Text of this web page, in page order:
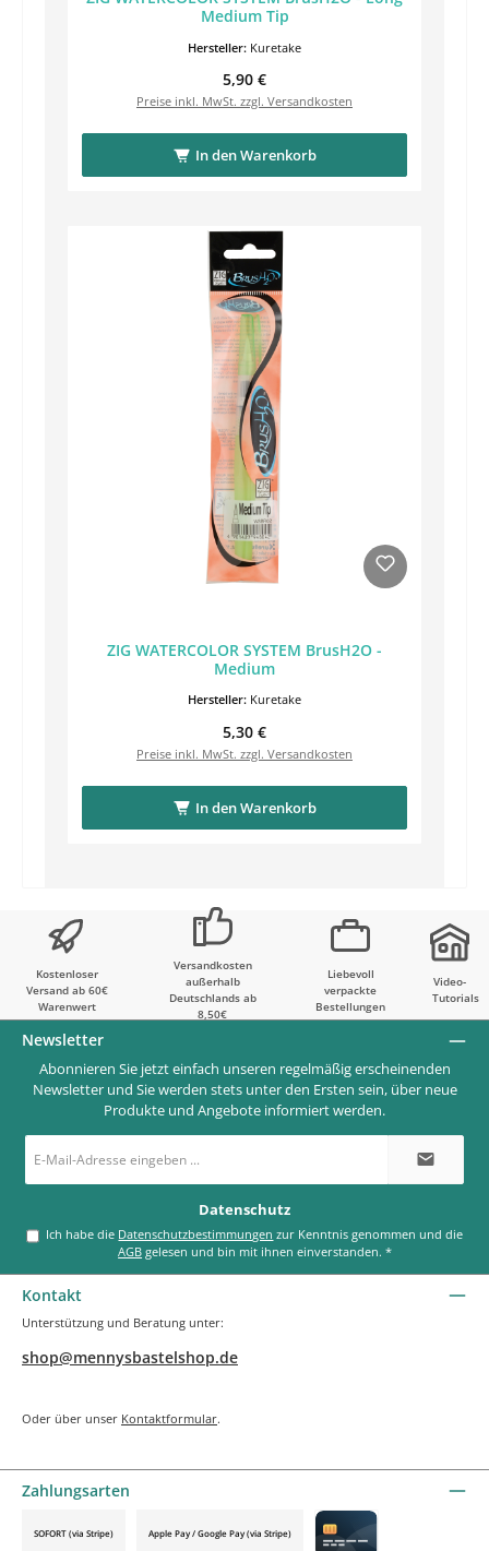
Medium Tip
Hersteller: Kuretake
Regulärer Preis:
5,90 €
Preise inkl. MwSt. zzgl. Versandkosten
In den Warenkorb
ZIG WATERCOLOR SYSTEM BrusH2O -
Medium
Hersteller: Kuretake
Regulärer Preis:
5,30 €
Preise inkl. MwSt. zzgl. Versandkosten
In den Warenkorb
Kostenloser
Versand ab 60€
Warenwert
Versandkosten
außerhalb
Deutschlands ab
8,50€
Liebevoll
verpackte
Bestellungen
Video-
Tutorials
Newsletter
Abonnieren Sie jetzt einfach unseren regelmäßig erscheinenden
Newsletter und Sie werden stets unter den Ersten sein, über neue
Produkte und Angebote informiert werden.
Mail-
*
Datenschutz
Ich habe die Datenschutzbestimmungen
AGB gelesen und bin mit ihnen einverstanden.*
Kontakt
Unterstützung und Beratung unter:
shop@mennysbastelshop.de
Oder über unser Kontaktformular.
Zahlungsarten
SOFORT (via Stripe) Apple Pay / Google Pay (via Stripe)